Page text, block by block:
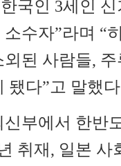
국인 3세인
소수자”라며 “
된 사람들, 주
됐다”고 말했다
부에서 한반
취재 , 일본 사